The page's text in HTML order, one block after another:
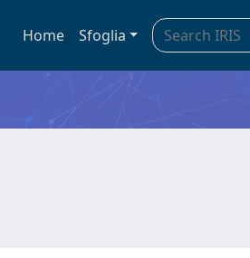
Home Sfoglia